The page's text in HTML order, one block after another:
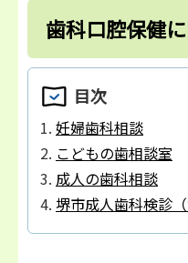
歯科口腔保健
目次
妊婦歯科相談
こどもの歯相談室
成人の歯科相談
堺市成人歯科検診